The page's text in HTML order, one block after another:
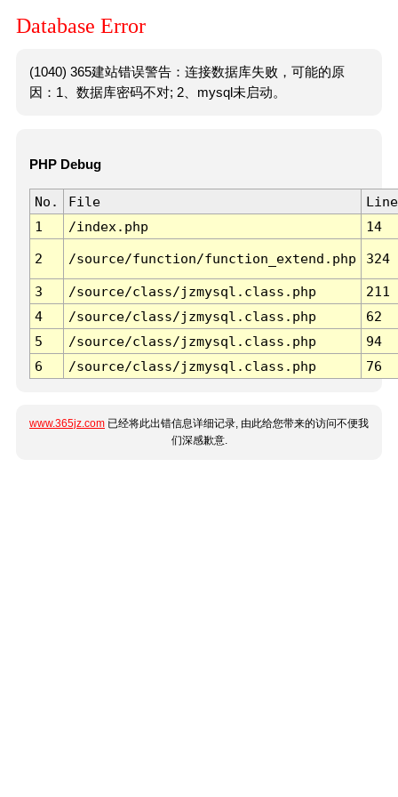
Database Error
(1040) 365建站错误警告：连接数据库失败，可能的原
因：1、数据库密码不对; 2、mysql未启动。
PHP Debug
No. File
Line
1
/index.php 14
2 /source/function/function_extend.php 324
3 /source/class/jzmysql.class.php
211
4
/source/class/jzmysql.class.php
62
5
/source/class/jzmysql.class.php
94
6
/source/class/jzmysql.class.php 76
www.365jz.com 已经将此出错信息详细记录, 由此给您带来的访问不便我
们深感歉意.